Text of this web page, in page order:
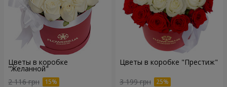
Цветы в коробке
"Желанной"
2 116 грн
Цветы в коробке "Престиж"
3 199 грн